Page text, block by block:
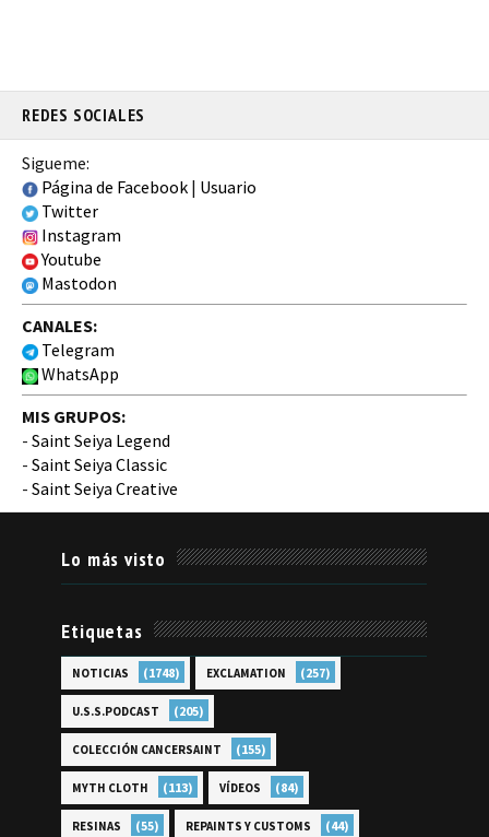
REDES SOCIALES
Sigueme:
Página de Facebook | Usuario
Twitter
Instagram
Youtube
Mastodon
CANALES:
Telegram
WhatsApp
MIS GRUPOS:
- Saint Seiya Legend
- Saint Seiya Classic
- Saint Seiya Creative
Lo más visto
Etiquetas
NOTICIAS (1748) EXCLAMATION (257)
U.S.S.PODCAST (205)
COLECCIÓN CANCERSAINT (155)
MYTH CLOTH (113) VÍDEOS (84)
RESINAS (55) REPAINTS Y CUSTOMS (44)